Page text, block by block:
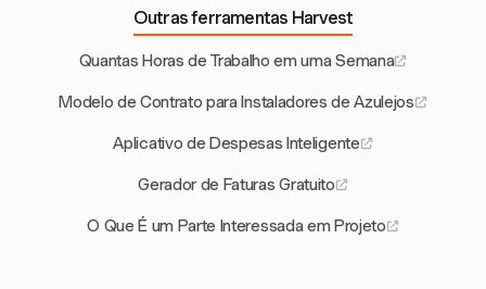
Outras ferramentas Harvest
Quantas Horas de Trabalho em uma Semana
Modelo de Contrato para Instaladores de Azulejos
Aplicativo de Despesas Inteligente
Gerador de Faturas Gratuito
O Que É um Parte Interessada em Projeto